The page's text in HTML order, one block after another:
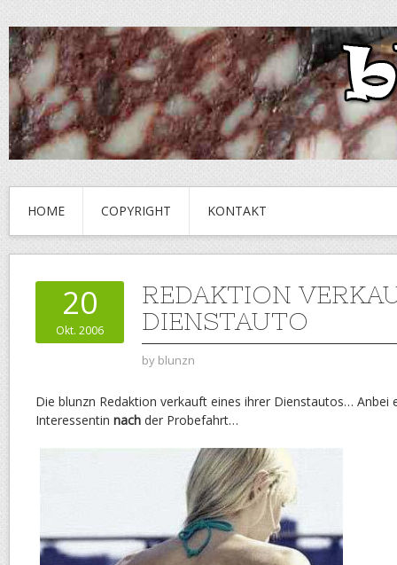
HOME COPYRIGHT KONTAKT
20
Okt. 2006
REDAKTION
DIENSTAUTO
by blunzn
Die blunzn Redaktion verkauft eines ihrer Dienstautos… Anbei
Interessentin nach der Probefahrt…